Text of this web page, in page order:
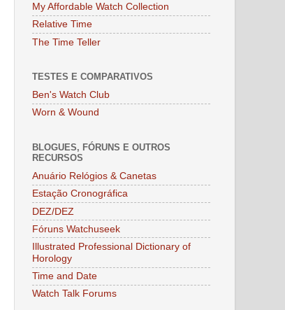
My Affordable Watch Collection
Relative Time
The Time Teller
TESTES E COMPARATIVOS
Ben's Watch Club
Worn & Wound
BLOGUES, FÓRUNS E OUTROS
RECURSOS
Anuário Relógios & Canetas
Estação Cronográfica
DEZ/DEZ
Fóruns Watchuseek
Illustrated Professional Dictionary of
Horology
Time and Date
Watch Talk Forums